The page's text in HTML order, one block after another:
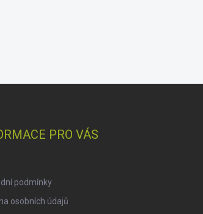
PRO VÁS
podmínky
osobních údajů